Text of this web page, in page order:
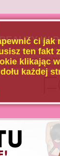
W
misją jest
estetycznej
ograniczeń tych
jak i zagrożeń
ci jak
ten fakt
klikając
każdej